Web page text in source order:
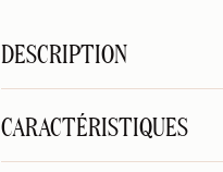
DESCRIPTION
CARACTÉRISTIQUES